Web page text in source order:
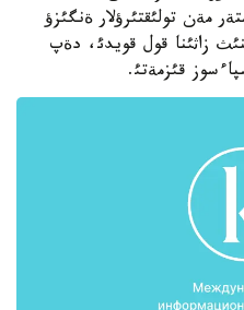
مةن تولئقتئرؤلار ةنگئزؤ
زاثئنا قول قويدئ، دةپ
قئزمةتئ.